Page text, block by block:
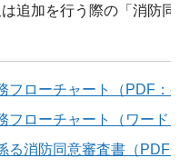
追加を行う際の「消防
フローチャート（PDF：
フローチャート（ワード
る消防同意審査書（PDF